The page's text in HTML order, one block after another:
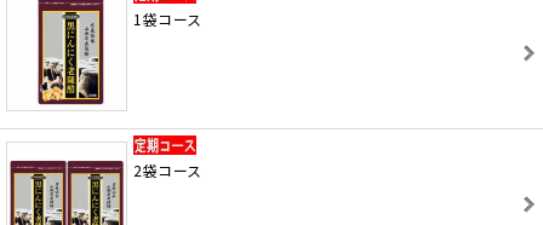
1袋コース
2袋コース